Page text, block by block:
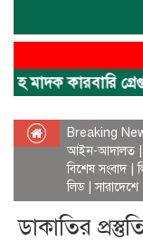
কারবারি গ্রেপ্তার।
Breaking
আইন-আদালত
বিশেষ সংবাদ|
লিড|সারাদেশে
ডাকাতির